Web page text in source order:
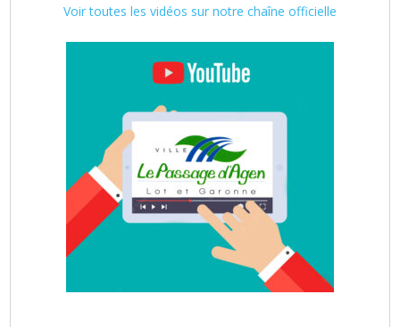
Voir toutes les vidéos sur notre chaîne officielle